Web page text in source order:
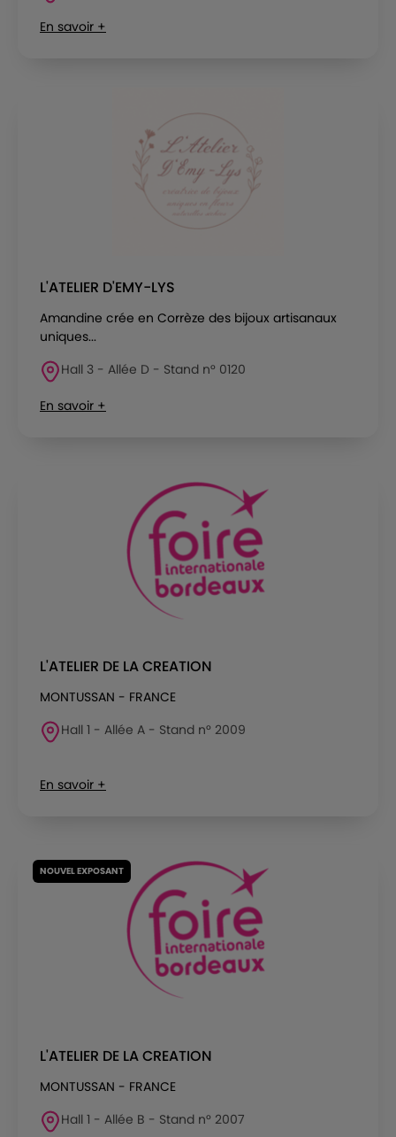
En savoir +
L'ATELIER D'EMY-LYS
Amandine crée en Corrèze des bijoux artisanaux
uniques...
Hall 3 - Allée D - Stand n° 0120
En savoir +
L'ATELIER DE LA CREATION
MONTUSSAN - FRANCE
Hall 1 - Allée A - Stand n° 2009
En savoir +
NOUVEL EXPOSANT
L'ATELIER DE LA CREATION
MONTUSSAN - FRANCE
Hall 1 - Allée B - Stand n° 2007